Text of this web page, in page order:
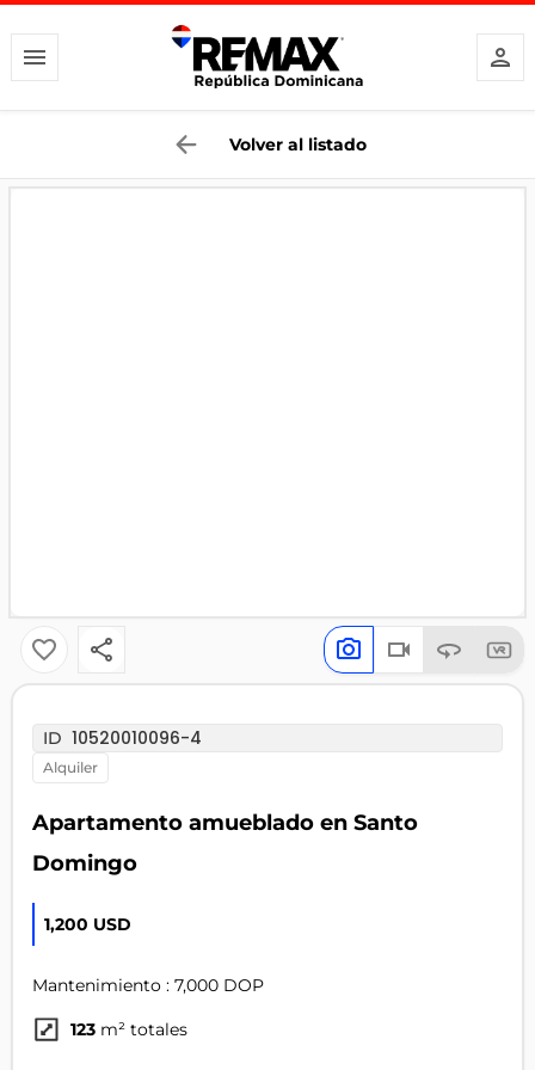
Volver al listado
ID 10520010096-4
alquiler
Apartamento amueblado en Santo
Domingo
1,200 USD
Mantenimiento : 7,000 DOP
123 m² totales